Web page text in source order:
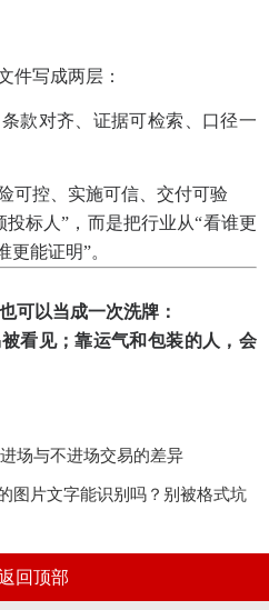
件写成两层：
款对齐、证据可检索、口径一
可控、实施可信、交付可验
标人”，而是把行业从“看谁更
更能证明”。
可以当成一次洗牌：
看见；靠运气和包装的人，会
场与不进场交易的差异
图片文字能识别吗？别被格式坑
回顶部